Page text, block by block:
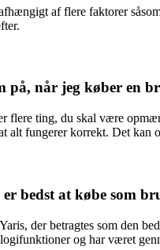
af flere faktorer
når jeg køber en
flere ting, du skal være
alt fungerer korrekt. Det
bedst at købe som
der betragtes som den
og har været